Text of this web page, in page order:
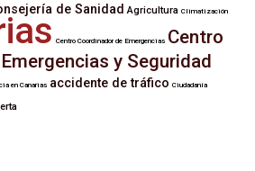
de Sanidad Agricultura Climatización
Centro Coordinador de Emergencias Centro
y Seguridad
en Canarias accidente de tráfico Ciudadanía